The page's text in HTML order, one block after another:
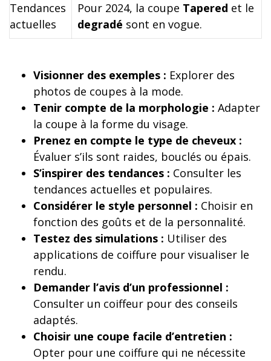
Tendances
actuelles
Pour 2024, la coupe Tapered et le
degradé sont en vogue.
Visionner des exemples : Explorer des
photos de coupes à la mode.
Tenir compte de la morphologie : Adapter
la coupe à la forme du visage.
Prenez en compte le type de cheveux :
Évaluer s’ils sont raides, bouclés ou épais.
S’inspirer des tendances : Consulter les
tendances actuelles et populaires.
Considérer le style personnel : Choisir en
fonction des goûts et de la personnalité.
Testez des simulations : Utiliser des
applications de coiffure pour visualiser le
rendu.
Demander l’avis d’un professionnel :
Consulter un coiffeur pour des conseils
adaptés.
Choisir une coupe facile d’entretien :
Opter pour une coiffure qui ne nécessite